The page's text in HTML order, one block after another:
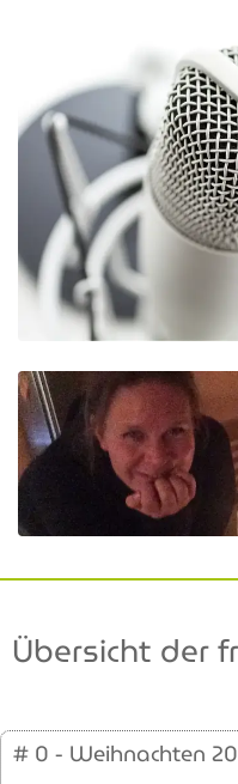
Übersicht der
# 0 - Weihnachten